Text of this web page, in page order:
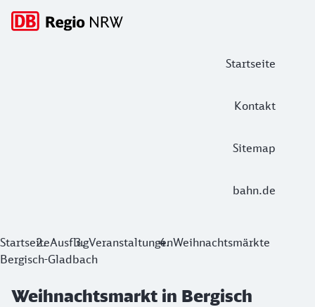
Startseite
Kontakt
Sitemap
bahn.de
Hauptnavigation
Weihnachtsmarkt in Bergisch
Beschauliches Bummeln und ein buntes Programm für
StartseiteAusflugVeranstaltungenWeihnachtsmärkte
Bergisch-Gladbach
Weihnachtsmarkt in Bergisch